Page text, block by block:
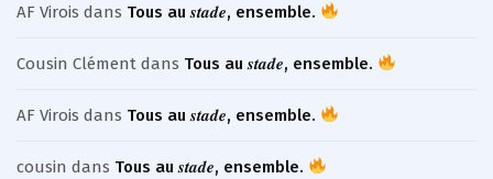
AF Virois dans Tous au 𝒔𝒕𝒂𝒅𝒆, ensemble.
Cousin Clément dans Tous au 𝒔𝒕𝒂𝒅𝒆, ensemble.
AF Virois dans Tous au 𝒔𝒕𝒂𝒅𝒆, ensemble.
cousin dans Tous au 𝒔𝒕𝒂𝒅𝒆, ensemble.